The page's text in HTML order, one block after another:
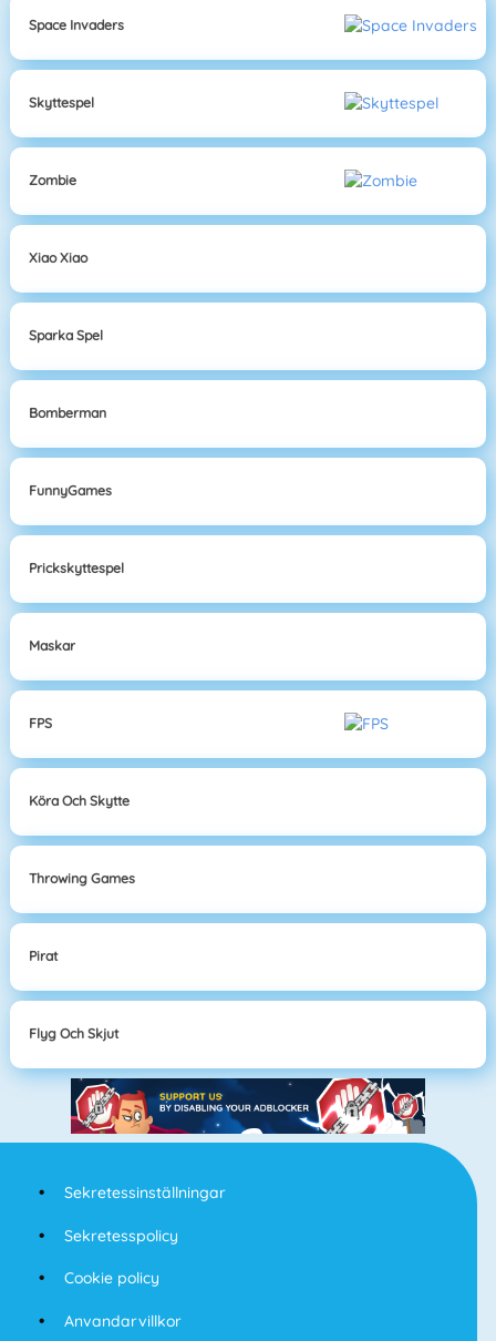
Space Invaders
Skyttespel
Zombie
Xiao Xiao
Sparka Spel
Bomberman
FunnyGames
Prickskyttespel
Maskar
FPS
Köra Och Skytte
Throwing Games
Pirat
Flyg Och Skjut
Sekretessinställningar
Sekretesspolicy
Cookie policy
Anvandarvillkor